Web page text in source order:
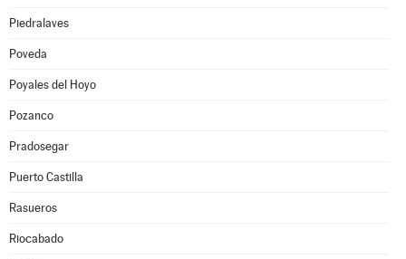
Piedralaves
Poveda
Poyales del Hoyo
Pozanco
Pradosegar
Puerto Castilla
Rasueros
Riocabado